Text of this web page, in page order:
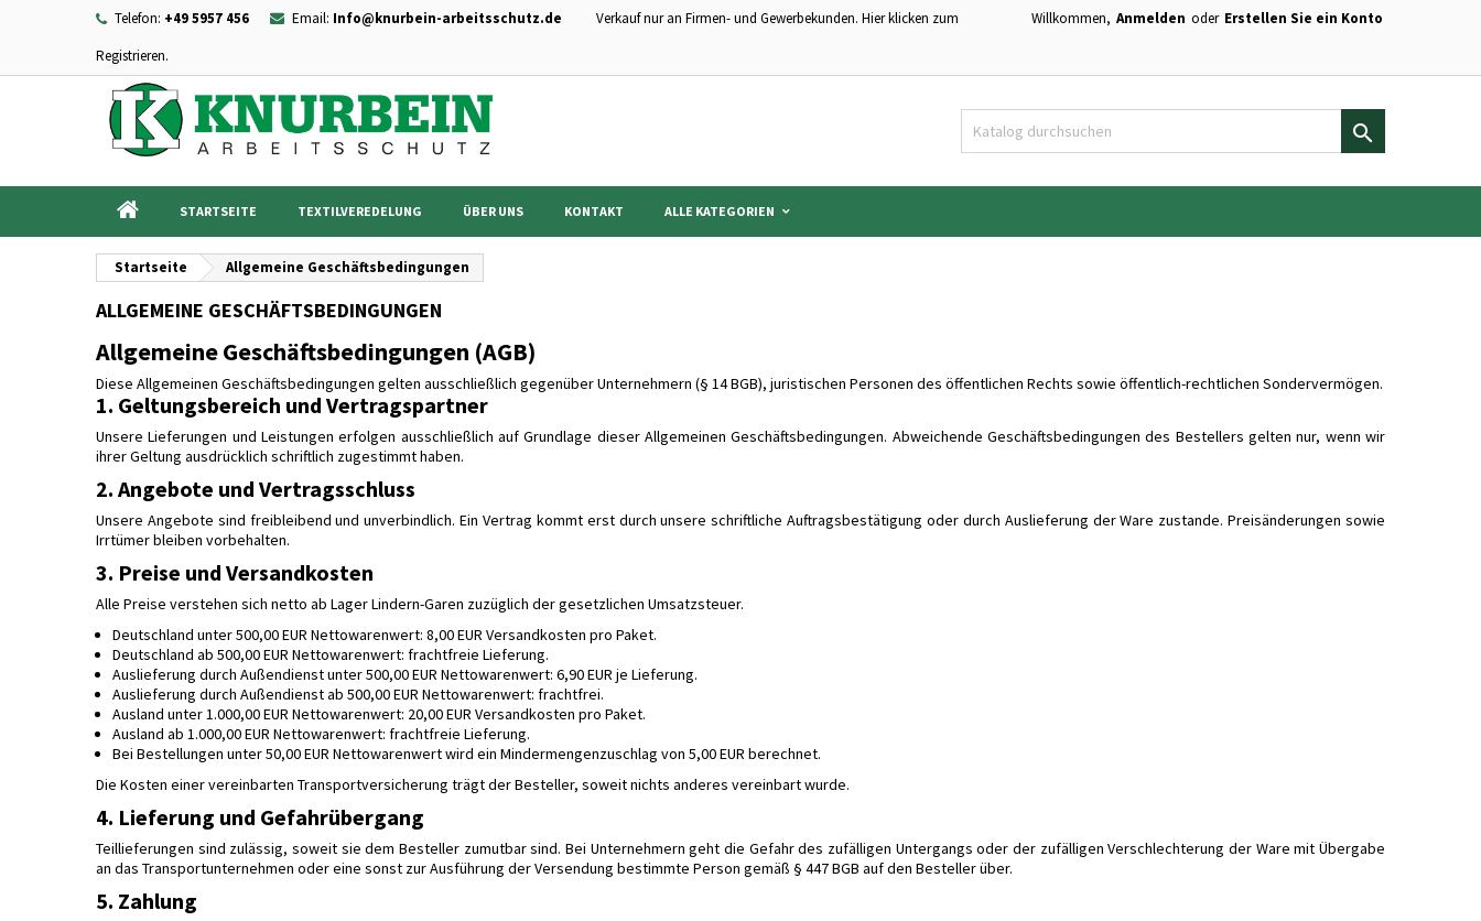
Telefon: +49 5957 456 Email: Info@knurbein-arbeitsschutz.de Willkommen, Anmelden oder Erstellen Sie ein Konto
Verkauf nur an Firmen- und Gewerbekunden. Hier klicken zum
Registrieren.

STARTSEITE TEXTILVEREDELUNG ÜBER UNS KONTAKT ALLE KATEGORIEN
Startseite Allgemeine Geschäftsbedingungen
ALLGEMEINE GESCHÄFTSBEDINGUNGEN
Allgemeine Geschäftsbedingungen (AGB)
Diese Allgemeinen Geschäftsbedingungen gelten ausschließlich gegenüber Unternehmern (§ 14 BGB), juristischen Personen des öffentlichen Rechts sowie öffentlich-rechtlichen Sondervermögen.
1. Geltungsbereich und Vertragspartner
Unsere Lieferungen und Leistungen erfolgen ausschließlich auf Grundlage dieser Allgemeinen Geschäftsbedingungen. Abweichende Geschäftsbedingungen des Bestellers gelten nur, wenn wir
ihrer Geltung ausdrücklich schriftlich zugestimmt haben.
2. Angebote und Vertragsschluss
Unsere Angebote sind freibleibend und unverbindlich. Ein Vertrag kommt erst durch unsere schriftliche Auftragsbestätigung oder durch Auslieferung der Ware zustande. Preisänderungen sowie
Irrtümer bleiben vorbehalten.
3. Preise und Versandkosten
Alle Preise verstehen sich netto ab Lager Lindern-Garen zuzüglich der gesetzlichen Umsatzsteuer.
Deutschland unter 500,00 EUR Nettowarenwert: 8,00 EUR Versandkosten pro Paket.
Deutschland ab 500,00 EUR Nettowarenwert: frachtfreie Lieferung.
Auslieferung durch Außendienst unter 500,00 EUR Nettowarenwert: 6,90 EUR je Lieferung.
Auslieferung durch Außendienst ab 500,00 EUR Nettowarenwert: frachtfrei.
Ausland unter 1.000,00 EUR Nettowarenwert: 20,00 EUR Versandkosten pro Paket.
Ausland ab 1.000,00 EUR Nettowarenwert: frachtfreie Lieferung.
Bei Bestellungen unter 50,00 EUR Nettowarenwert wird ein Mindermengenzuschlag von 5,00 EUR berechnet.
Die Kosten einer vereinbarten Transportversicherung trägt der Besteller, soweit nichts anderes vereinbart wurde.
4. Lieferung und Gefahrübergang
Teillieferungen sind zulässig, soweit sie dem Besteller zumutbar sind. Bei Unternehmern geht die Gefahr des zufälligen Untergangs oder der zufälligen Verschlechterung der Ware mit Übergabe
an das Transportunternehmen oder eine sonst zur Ausführung der Versendung bestimmte Person gemäß § 447 BGB auf den Besteller über.
5. Zahlung
×
add_circle_outline
×
((confirmMessage))
((cancelText)) ((modalDeleteText))
×
Name der Wunschliste
Abbrechen Wunschliste erstellen
×
Sie müssen angemeldet sein, um Artikel Ihrer Wunschliste hinzufügen zu können.
Abbrechen Anmelden